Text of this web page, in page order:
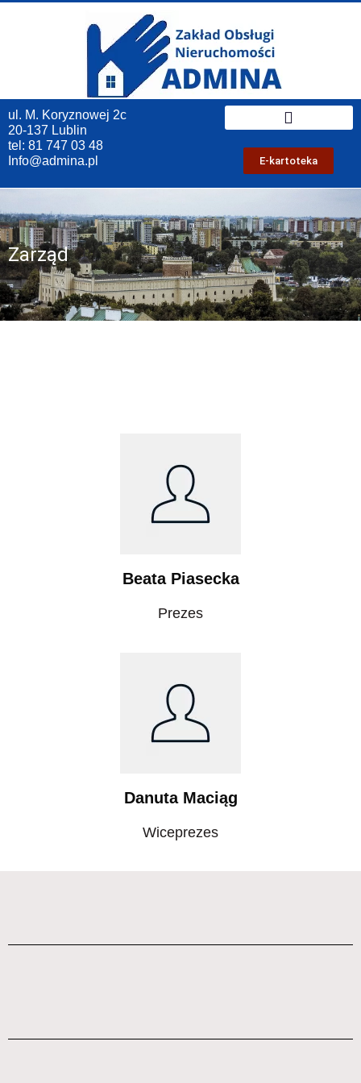
ul. M. Koryznowej 2c
20-137 Lublin
tel: 81 747 03 48
Info@admina.pl
E-kartoteka
Zarząd
Beata Piasecka
Prezes
Danuta Maciąg
Wiceprezes